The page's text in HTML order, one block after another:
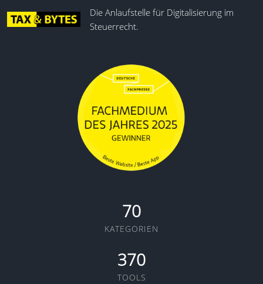
Die Anlaufstelle für Digitalisierung im
Steuerrecht.
70
KATEGORIEN
370
TOOLS